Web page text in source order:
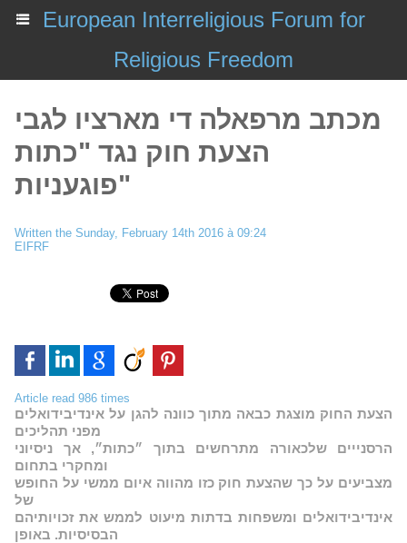
European Interreligious Forum for
Religious Freedom
מכתב מרפאלה די מארציו לגבי
הצעת חוק נגד "כתות
פוגעניות"
Written the Sunday, February 14th 2016 à 09:24
EIFRF
Article read 986 times
הצעת החוק מוצגת כבאה מתוך כוונה להגן על אינדיבידואלים
מפני תהליכים
הרסנייים שלכאורה מתרחשים בתוך ״כתות״, אך ניסיוני
ומחקרי בתחום
מצביעים על כך שהצעת חוק כזו מהווה איום ממשי על החופש
של
אינדיבידואלים ומשפחות בדתות מיעוט לממש את זכויותיהם
הבסיסיות. באופן